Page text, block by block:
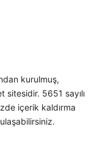
kurulmuş,
5651 sayılı
içerik kaldırma